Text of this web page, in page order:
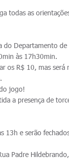
todas as
do Departamento
às 17h30min.
os R$ 10, mas
jogo!
a presença de
13h e serão
Padre